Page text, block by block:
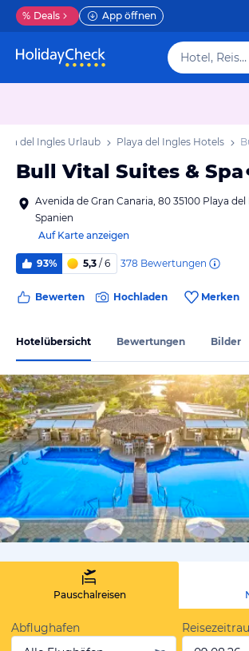
% Deals App öffnen
Hotel, Reiseziel
del Ingles Urlaub Playa del Ingles Hotels
Bull Vital Suites & Spa
Avenida de Gran Canaria, 80 35100 Playa
Spanien
Auf Karte anzeigen
93% 5,3 / 6 378 Bewertungen
Bewerten Hochladen Merken
Hotelübersicht Bewertungen Bilder
Pauschalreisen
Abflughafen